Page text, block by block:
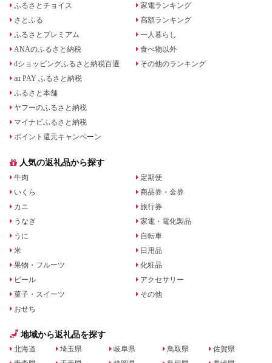
ふるさとチョイス
さとふる
ふるさとプレミアム
ANAのふるさと納税
dショッピングふるさと納税百選
au PAY ふるさと納税
ふるさと本舗
ヤフーのふるさと納税
マイナビふるさと納税
ポイント還元キャンペーン
家電ランキング
高額ランキング
一人暮らし
食べ物以外
その他のランキング
人気の返礼品から探す
牛肉
いくら
カニ
うなぎ
うに
米
果物・フルーツ
ビール
菓子・スイーツ
おせち
定期便
商品券・金券
旅行券
家電・電化製品
自転車
日用品
化粧品
アクセサリー
その他
地域から返礼品を探す
北海道
埼玉県
岐阜県
鳥取県
佐賀県